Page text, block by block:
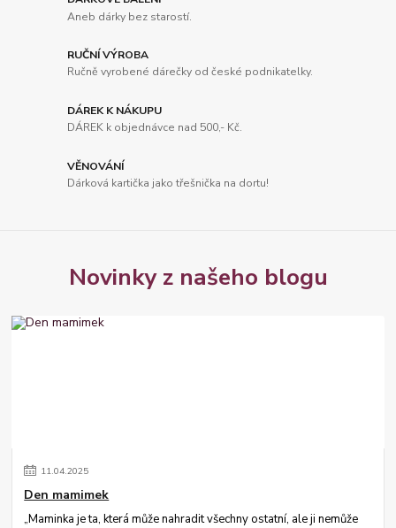
Aneb dárky bez starostí.
RUČNÍ VÝROBA
Ručně vyrobené dárečky od české podnikatelky.
DÁREK K NÁKUPU
DÁREK k objednávce nad 500,- Kč.
VĚNOVÁNÍ
Dárková kartička jako třešnička na dortu!
Novinky z našeho blogu
11.04.2025
Den mamimek
„Maminka je ta, která může nahradit všechny ostatní, ale ji nemůže